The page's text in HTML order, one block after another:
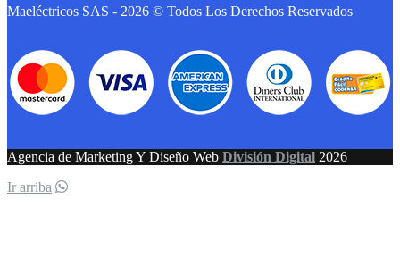
Maeléctricos SAS - 2026 © Todos Los Derechos Reservados
Agencia de Marketing Y Diseño Web División Digital 2026
Ir arriba